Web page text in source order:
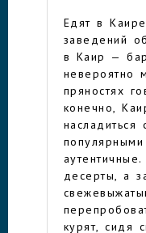
Едят в
заведений
в Каир —
невероятно
пряностях
конечно,
десерты, а
курят, сидя